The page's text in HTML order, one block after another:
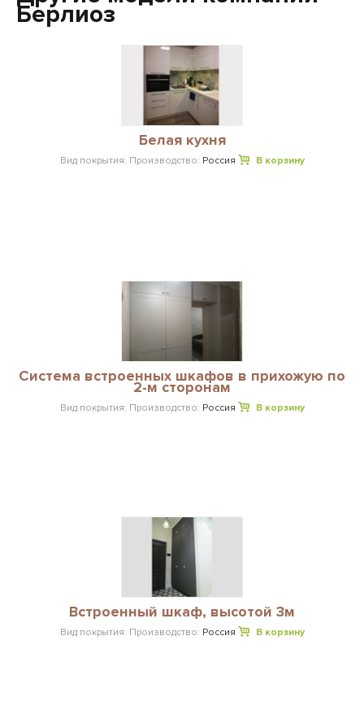
Берлиоз
Белая кухня
Вид покрытия: Производство: Россия В корзину
Система встроенных шкафов в прихожую по
2-м сторонам
Вид покрытия: Производство: Россия В корзину
Встроенный шкаф, высотой 3м
Вид покрытия: Производство: Россия В корзину